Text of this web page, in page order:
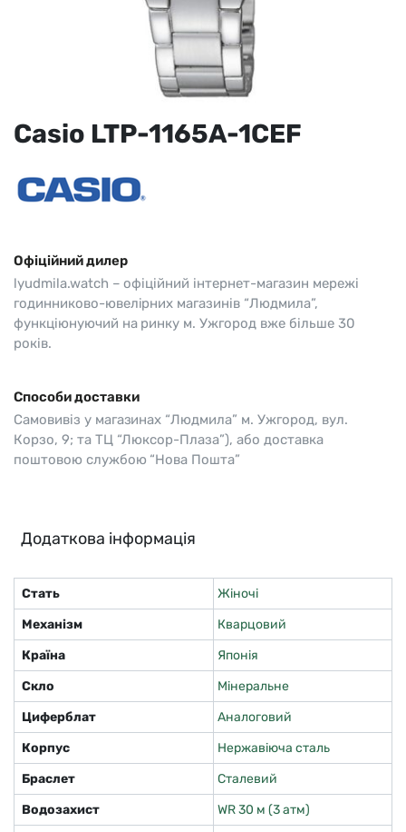
Casio LTP-1165A-1CEF
Офіційний дилер
lyudmila.watch – офіційний інтернет-магазин мережі
годинниково-ювелірних магазинів “Людмила”,
функціюнуючий на ринку м. Ужгород вже більше 30
років.
Способи доставки
Самовивіз у магазинах “Людмила” м. Ужгород, вул.
Корзо, 9; та ТЦ “Люксор-Плаза”), або доставка
поштовою службою “Нова Пошта”
Додаткова інформація
Стать
Жіночі
Механізм
Кварцовий
Країна
Японія
Скло
Мінеральне
Циферблат
Аналоговий
Корпус
Нержавіюча сталь
Браслет
Сталевий
Водозахист
WR 30 м (3 атм)